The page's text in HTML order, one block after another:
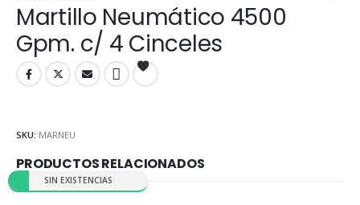
Martillo Neumático 4500
Gpm. c/ 4 Cinceles
SIN EXISTENCIAS
SKU: MARNEU
PRODUCTOS RELACIONADOS